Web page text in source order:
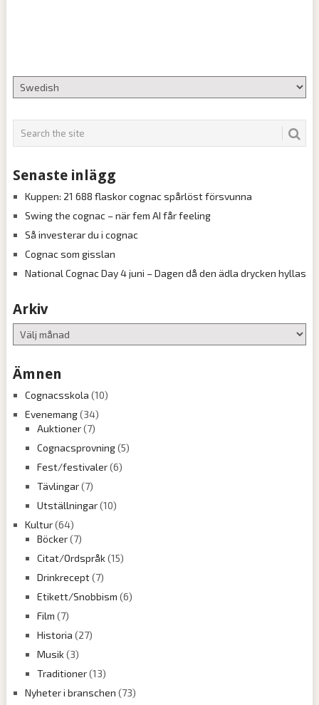
Senaste inlägg
Kuppen: 21 688 flaskor cognac spårlöst försvunna
Swing the cognac – när fem AI får feeling
Så investerar du i cognac
Cognac som gisslan
National Cognac Day 4 juni – Dagen då den ädla drycken hyllas
Arkiv
Arkiv
Ämnen
Cognacsskola (10)
Evenemang(34)
Auktioner(7)
Cognacsprovning(5)
Fest/festivaler(6)
Tävlingar(7)
Utställningar(10)
Kultur(64)
Böcker(7)
Citat/Ordspråk(15)
Drinkrecept(7)
Etikett/Snobbism (6)
Film (7)
Historia (27)
Musik(3)
Traditioner(13)
Nyheter i branschen (73)